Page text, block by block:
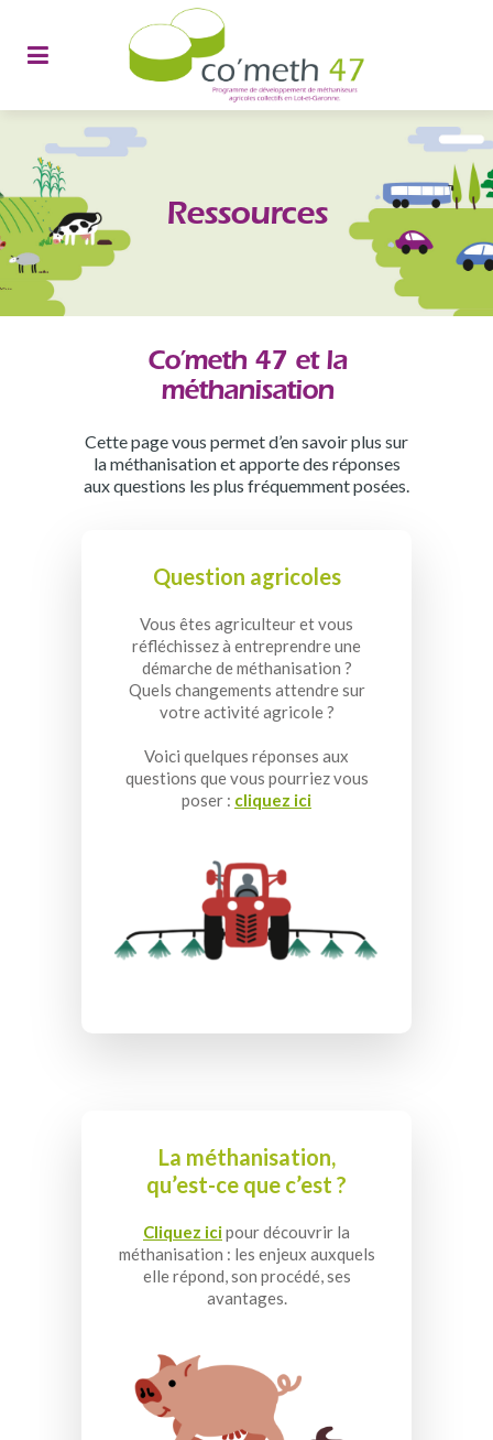
Ressources
Co’meth 47 et la
méthanisation
Cette page vous permet d’en savoir plus sur
la méthanisation et apporte des réponses
aux questions les plus fréquemment posées.
Question agricoles
Vous êtes agriculteur et vous
réfléchissez à entreprendre une
démarche de méthanisation ?
Quels changements attendre sur
votre activité agricole ?
Voici quelques réponses aux
questions que vous pourriez vous
poser : cliquez ici
La méthanisation,
qu’est-ce que c’est ?
Cliquez icipour découvrir la
méthanisation : les enjeux auxquels
elle répond, son procédé, ses
avantages.